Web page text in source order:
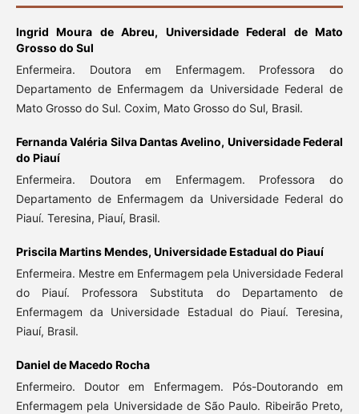
Ingrid Moura de Abreu, Universidade Federal de Mato
Grosso do Sul
Enfermeira. Doutora em Enfermagem. Professora do
Departamento de Enfermagem da Universidade Federal de
Mato Grosso do Sul. Coxim, Mato Grosso do Sul, Brasil.
Fernanda Valéria Silva Dantas Avelino, Universidade Federal
do Piauí
Enfermeira. Doutora em Enfermagem. Professora do
Departamento de Enfermagem da Universidade Federal do
Piauí. Teresina, Piauí, Brasil.
Priscila Martins Mendes, Universidade Estadual do Piauí
Enfermeira. Mestre em Enfermagem pela Universidade Federal
do Piauí. Professora Substituta do Departamento de
Enfermagem da Universidade Estadual do Piauí. Teresina,
Piauí, Brasil.
Daniel de Macedo Rocha
Enfermeiro. Doutor em Enfermagem. Pós-Doutorando em
Enfermagem pela Universidade de São Paulo. Ribeirão Preto,